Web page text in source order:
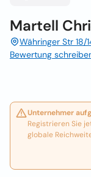
Martell
Währinger Str 18/
Bewertung
Unternehmer
Registrieren Sie
globale